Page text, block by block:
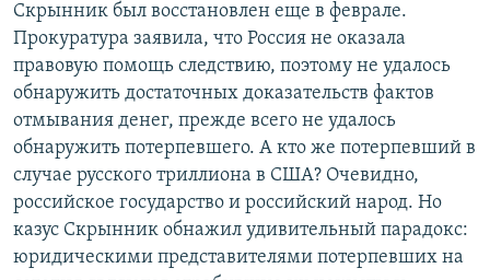
Скрынник был восстановлен еще в феврале.
Прокуратура заявила, что Россия не оказала
правовую помощь следствию, поэтому не удалось
обнаружить достаточных доказательств фактов
отмывания денег, прежде всего не удалось
обнаружить потерпевшего. А кто же потерпевший в
случае русского триллиона в США? Очевидно,
российское государство и российский народ. Но
казус Скрынник обнажил удивительный парадокс:
юридическими представителями потерпевших на